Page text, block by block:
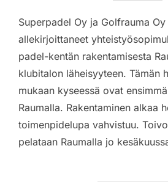
Superpadel Oy ja Golfrauma
allekirjoittaneet
padel-kentän rakentamisesta
klubitalon läheisyyteen. Tämän
mukaan kyseessä ovat
Raumalla. Rakentaminen alkaa
toimenpidelupa vahvistuu.
pelataan Raumalla jo